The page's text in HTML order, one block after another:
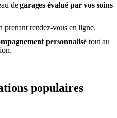
de garages évalué par vos soins
prenant rendez-vous en ligne.
personnalisé tout au
populaires